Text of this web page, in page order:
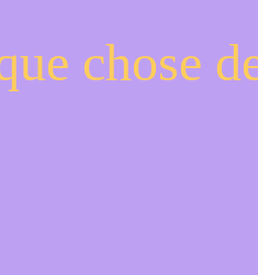
chose